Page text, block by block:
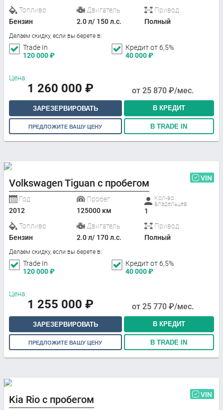
Топливо
Бензин
Двигатель
2.0 л/ 150 л.с.
Привод
Полный
Делаем скидку, если вы берете в:
Trade In
120 000₽
Кредит от 6,5%
40 000₽
Цена:
1 260 000 ₽ от 25 870 ₽/мес.
ЗАРЕЗЕРВИРОВАТЬ В КРЕДИТ
ПРЕДЛОЖИТЕ ВАШУ ЦЕНУ В TRADE IN
Volkswagen Tiguan с пробегом VIN
Год
2012
Пробег
125000 км
Кол-во
владельцев
1
Топливо
Бензин
Двигатель
2.0 л/ 170 л.с.
Привод
Полный
Делаем скидку, если вы берете в:
Trade In
120 000₽
Кредит от 6,5%
40 000₽
Цена:
1 255 000 ₽ от 25 770 ₽/мес.
ЗАРЕЗЕРВИРОВАТЬ В КРЕДИТ
ПРЕДЛОЖИТЕ ВАШУ ЦЕНУ В TRADE IN
Kia Rio с пробегом VIN